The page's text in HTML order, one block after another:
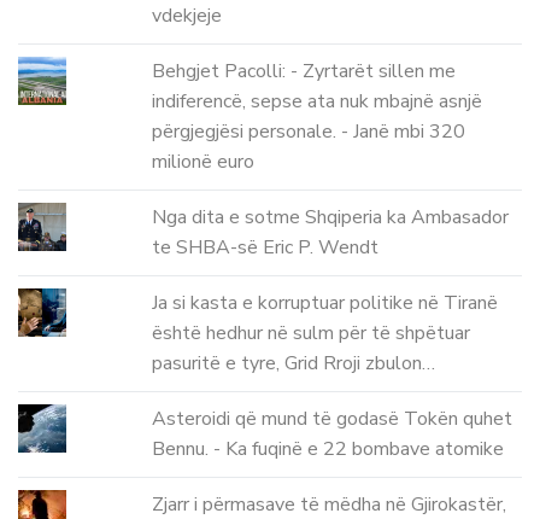
vdekjeje
Behgjet Pacolli: - Zyrtarët sillen me
indiferencë, sepse ata nuk mbajnë asnjë
përgjegjësi personale. - Janë mbi 320
milionë euro
Nga dita e sotme Shqiperia ka Ambasador
te SHBA-së Eric P. Wendt
Ja si kasta e korruptuar politike në Tiranë
është hedhur në sulm për të shpëtuar
pasuritë e tyre, Grid Rroji zbulon…
Asteroidi që mund të godasë Tokën quhet
Bennu. - Ka fuqinë e 22 bombave atomike
Zjarr i përmasave të mëdha në Gjirokastër,